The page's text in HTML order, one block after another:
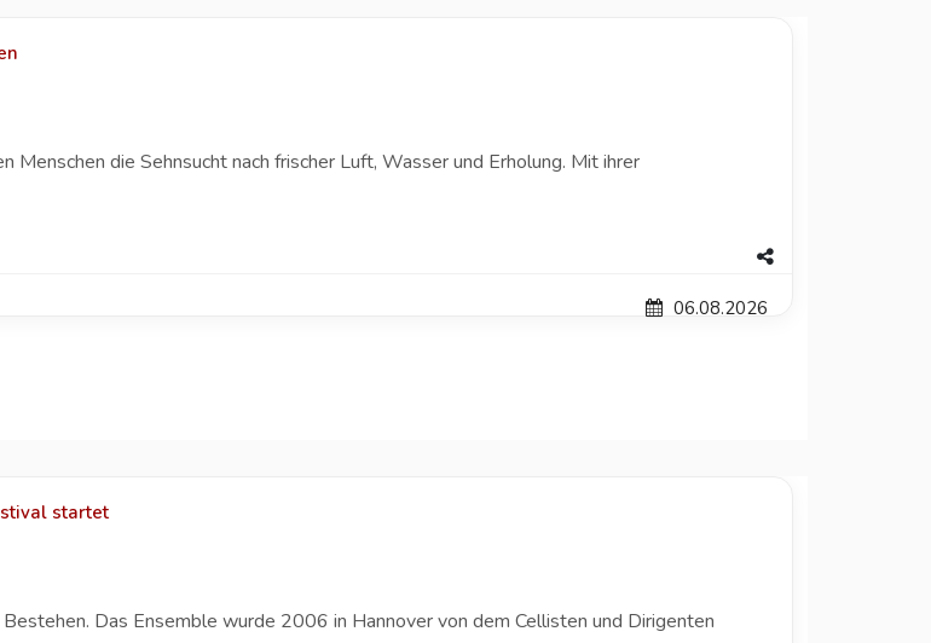
die Sehnsucht nach frischer Luft, Wasser und Erholung. Mit ihrer
06.08.2026
startet
Das Ensemble wurde 2006 in Hannover von dem Cellisten und Dirigenten